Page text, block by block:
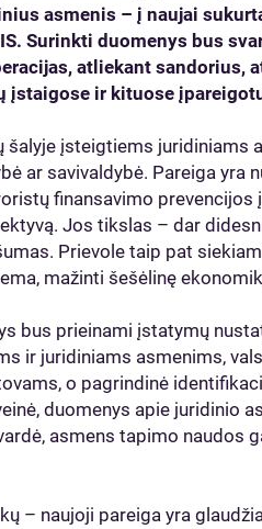
asmenis – į naujai
Surinkti duomenys bus
atliekant sandorius,
įstaigose ir kituose
šalyje įsteigtiems juridiniams
ar savivaldybė. Pareiga yra
finansavimo prevencijos
Jos tikslas – dar
Prievole taip pat
mažinti šešėlinę
bus prieinami įstatymų
ir juridiniams asmenims,
o pagrindinė
duomenys apie juridinio
asmens tapimo naudos
– naujoji pareiga yra